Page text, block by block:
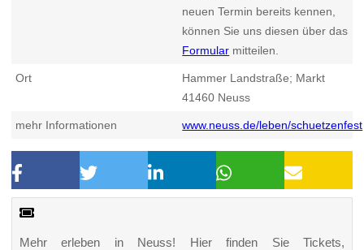
neuen Termin bereits kennen,
können Sie uns diesen über das
Formular mitteilen.
Ort
Hammer Landstraße; Markt
41460 Neuss
mehr Informationen www.neuss.de/leben/schuetzenfest
Mehr erleben in Neuss! Hier finden Sie Tickets,